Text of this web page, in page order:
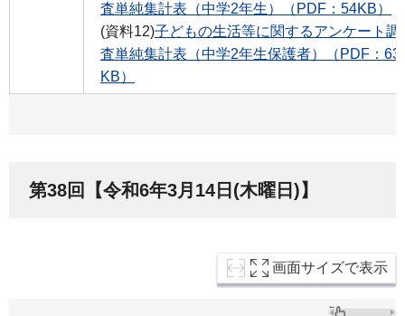
査単純集計表（中学2年生）（PDF：54KB）
(資料12)子どもの生活等に関するアンケート調
査単純集計表（中学2年生保護者）（PDF：63
KB）
第38回【令和6年3月14日(木曜日)】
画面サイズで表示